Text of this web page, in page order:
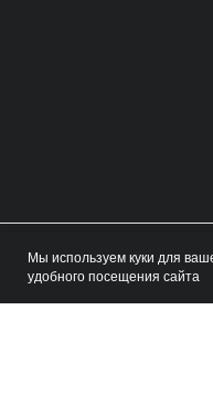
Home Catalog
Мы используем куки для
удобного посещения сайта